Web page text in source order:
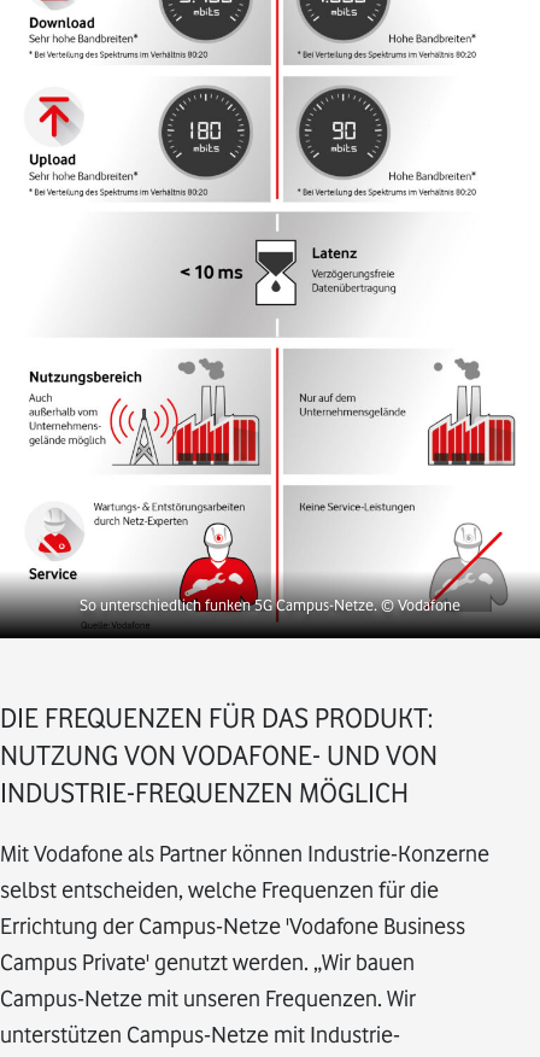
So unterschiedlich funken 5G Campus-Netze.© Vodafone
DIE FREQUENZEN FÜR DAS PRODUKT:
NUTZUNG VON VODAFONE- UND VON
INDUSTRIE-FREQUENZEN MÖGLICH
Mit Vodafone als Partner können Industrie-Konzerne
selbst entscheiden, welche Frequenzen für die
Errichtung der Campus-Netze 'Vodafone Business
Campus Private' genutzt werden. „Wir bauen
Campus-Netze mit unseren Frequenzen. Wir
unterstützen Campus-Netze mit Industrie-